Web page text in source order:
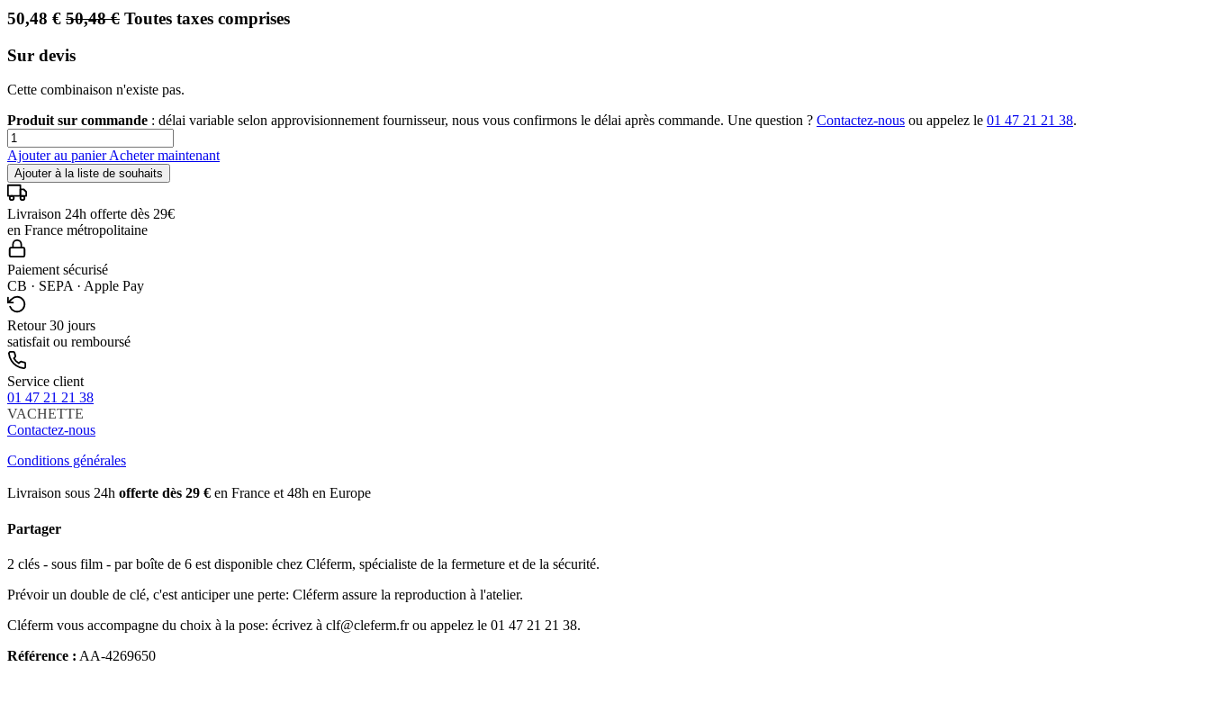
50,48 € 50,48€ Toutes taxes comprises
Sur devis
Cette combinaison n'existe pas.
Produit sur commande : délai variable selon approvisionnement fournisseur, nous vous confirmons le délai après commande. Une question ? Contactez-nous ou appelez le 01 47 21 21 38.
Ajouter au panierAcheter maintenant
Ajouter à la liste de souhaits
Livraison 24h offerte dès 29€
en France métropolitaine
Paiement sécurisé
CB · SEPA · Apple Pay
Retour 30 jours
satisfait ou remboursé
Service client
01 47 21 21 38
VACHETTE
Contactez-nous
Conditions générales
Livraison sous 24h offerte dès 29 € en France et 48h en Europe
Partager
2 clés - sous film - par boîte de 6 est disponible chez Cléferm, spécialiste de la fermeture et de la sécurité.
Prévoir un double de clé, c'est anticiper une perte: Cléferm assure la reproduction à l'atelier.
Cléferm vous accompagne du choix à la pose: écrivez à clf@cleferm.fr ou appelez le 01 47 21 21 38.
Référence : AA-4269650